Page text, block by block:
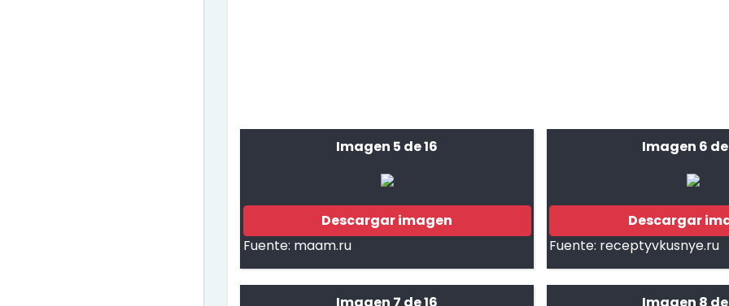
Imagen 5 de 16
Descargar imagen
Fuente: maam.ru
Imagen 6 de
Descargar
Fuente: receptyvkusnye.ru